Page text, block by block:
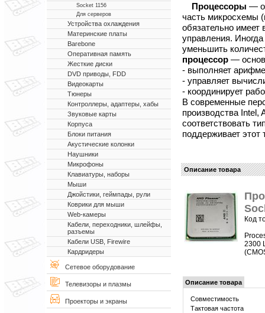
Socket 1156
Для серверов
Устройства охлаждения
Материнские платы
Barebone
Оперативная память
Жесткие диски
DVD приводы, FDD
Видеокарты
Тюнеры
Контроллеры, адаптеры, хабы
Звуковые карты
Корпуса
Блоки питания
Акустические колонки
Наушники
Микрофоны
Клавиатуры, наборы
Мыши
Джойстики, геймпады, рули
Коврики для мыши
Web-камеры
Кабели, переходники, шлейфы,
разъемы
Кабели USB, Firewire
Кардридеры
Сетевое оборудование
Телевизоры и плазмы
Проекторы и экраны
Процессоры —
часть микросхемы
обязательно
управления.
уменьшить
процессор —
- выполняет
- управляет
- координирует
В современные
производства Intel,
соответствовать
поддерживает этот
Описание товара
Код
2300
Описание товара
Совместимость
Тактовая частота